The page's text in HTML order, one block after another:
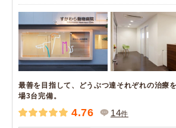
最善を目指して、どうぶつ達それぞれの治療
場3台完備。
4.76 14件